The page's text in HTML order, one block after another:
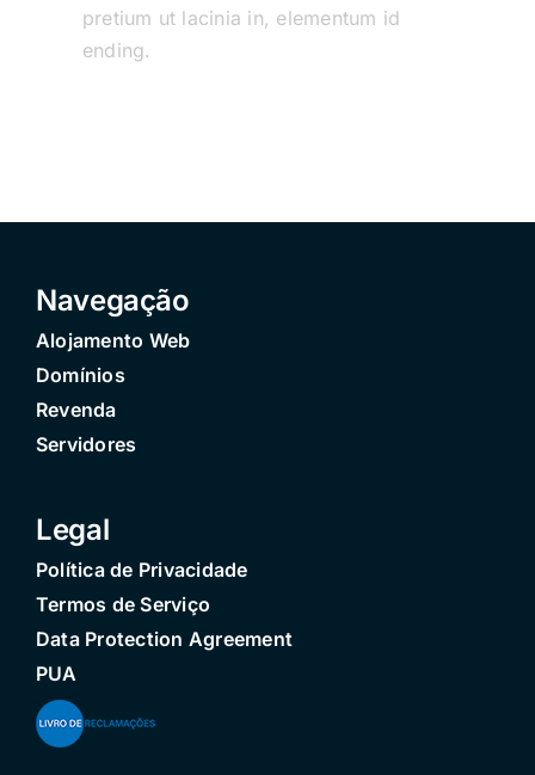
pretium ut lacinia in, elementum id
ending.
Navegação
Alojamento Web
Domínios
Revenda
Servidores
Legal
Política de Privacidade
Termos de Serviço
Data Protection Agreement
PUA